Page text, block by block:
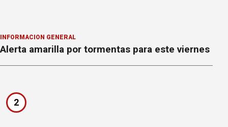
INFORMACION GENERAL
Alerta amarilla por tormentas para este viernes
2